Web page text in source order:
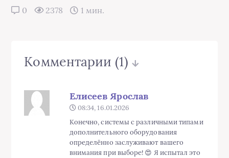
0 2378 1 мин.
Комментарии (1)
Елисеев Ярослав
08:34, 16.01.2026
Конечно, системы с различными типами
дополнительного оборудования
определённо заслуживают вашего
внимания при выборе! 😍 Я испытал это